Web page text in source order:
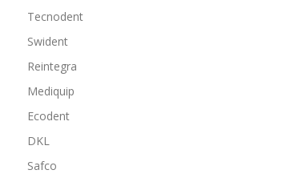
Tecnodent
Swident
Reintegra
Mediquip
Ecodent
DKL
Safco